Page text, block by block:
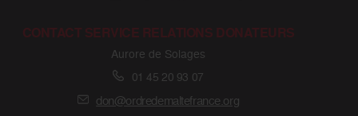
CONTACT SERVICE RELATIONS DONATEURS
Aurore de Solages
01 45 20 93 07
don@ordredemaltefrance.org